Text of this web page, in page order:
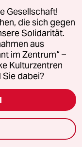
ihrem Beitrag
) alles
Hessen an
vor Bayern
bei
in
geöffnet
in keiner
nicht
Gesellschaft!
die sich gegen
Solidarität.
aus
im Zentrum“ –
Kulturzentren
dabei?